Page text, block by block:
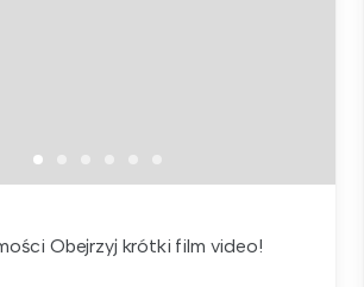
Obejrzyj krótki film video!